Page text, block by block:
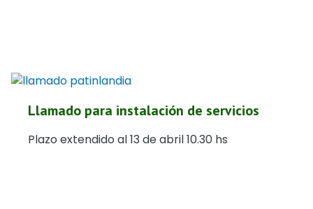
Llamado para instalación de servicios
Plazo extendido al 13 de abril 10.30 hs